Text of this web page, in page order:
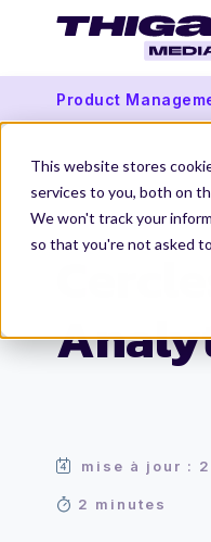
This website stores
services to you, both on
We won't track your
so that you're not asked
Product
Thiga Media
mise à jour :
2 minutes